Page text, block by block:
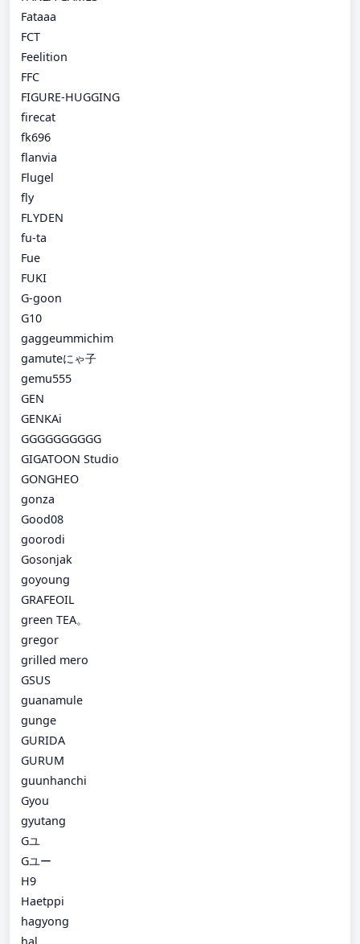
Fataaa
FCT
Feelition
FFC
FIGURE-HUGGING
firecat
fk696
flanvia
Flugel
fly
FLYDEN
fu-ta
Fue
FUKI
G-goon
G10
gaggeummichim
gamuteにゃ子
gemu555
GEN
GENKAi
GGGGGGGGGG
GIGATOON Studio
GONGHEO
gonza
Good08
goorodi
Gosonjak
goyoung
GRAFEOIL
green TEA。
gregor
grilled mero
GSUS
guanamule
gunge
GURIDA
GURUM
guunhanchi
Gyou
gyutang
Gユ
Gユー
H9
Haetppi
hagyong